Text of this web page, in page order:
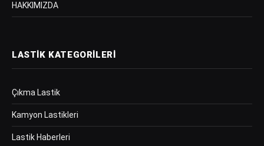
HAKKIMIZDA
LASTIK KATEGORILERI
Çıkma Lastik
Kamyon Lastikleri
Lastik Haberleri